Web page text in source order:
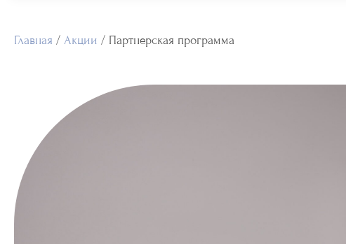
Главная / Акции / Партнерская программа